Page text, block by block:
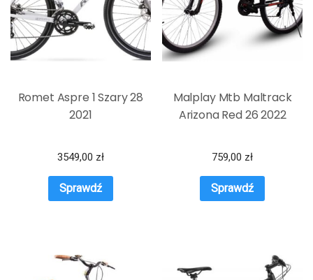
Romet Aspre 1 Szary 28
2021
3549,00 zł
Sprawdź
Malplay Mtb Maltrack
Arizona Red 26 2022
759,00 zł
Sprawdź